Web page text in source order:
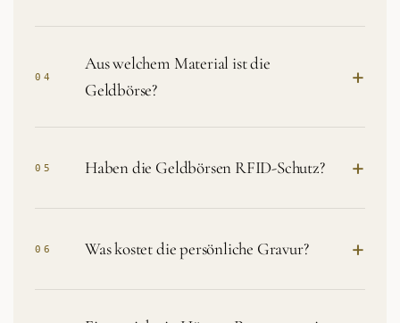
04
Aus welchem Material ist die
Geldbörse?
+
05 Haben die Geldbörsen RFID-Schutz? +
06 Was kostet die persönliche Gravur? +